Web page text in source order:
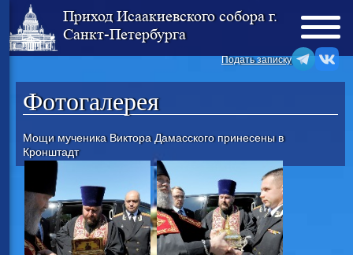
Приход Исаакиевского собора г.
Санкт-Петербурга
Подать записку
Фотогалерея
Мощи мученика Виктора Дамасского принесены в
Кронштадт